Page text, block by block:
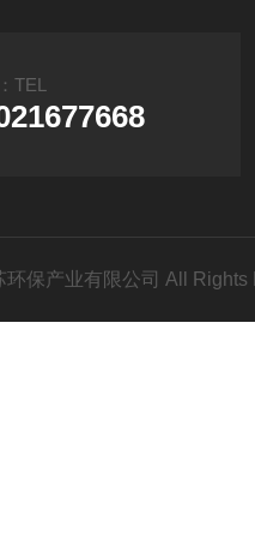
TEL
环保产业有限公司 All